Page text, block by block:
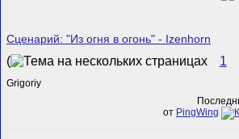
Сценарий: "Из огня в огонь" - Izenhorn
( 1
Grigoriy
от PingWing